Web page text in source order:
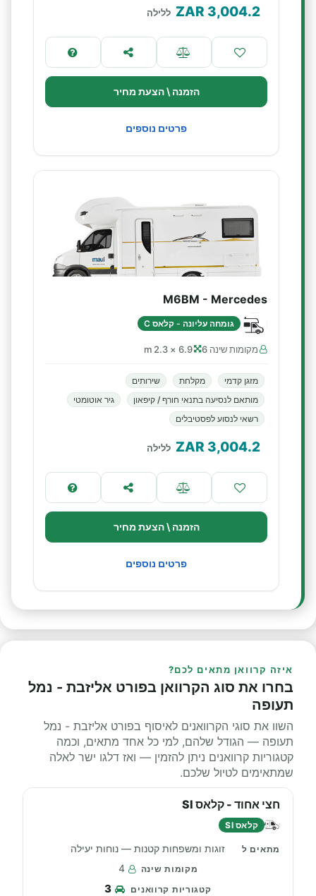
3,004.2
ZAR ללילה
הזמנה \ הצעת מחיר
פרטים נוספים
M6BM - Mercedes
גומחה עליונה - קלאס C
מקומות שינה 6 6.9 × 2.3 m
מזגן קדמי מקלחת
שירותים
מותאם לנסיעה בתנאי חורף / קיפאון
גיר אוטומטי
רשאי לנסוע לפסטיבלים
3,004.2
ZAR ללילה
הזמנה \ הצעת מחיר
פרטים נוספים
איזה קרוואן מתאים לכם?
בחרו את סוג הקרוואן בפורט אליזבת - נמל
תעופה
השוו את סוגי הקרוואנים לאיסוף בפורט אליזבת - נמל
תעופה — הגודל שלהם, למי כל אחד מתאים, וכמה
קטגוריות קרוואנים ניתן להזמין — ואז דלגו ישר לאלה
שמתאימים לטיול שלכם.
חצי אחוד - קלאס SI
קלאס SI
זוגות ומשפחות קטנות — נוחות יעילה
4
3